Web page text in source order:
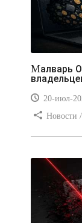
Малварь OkoBot нацелена на
20-июл-
Новости
Видео